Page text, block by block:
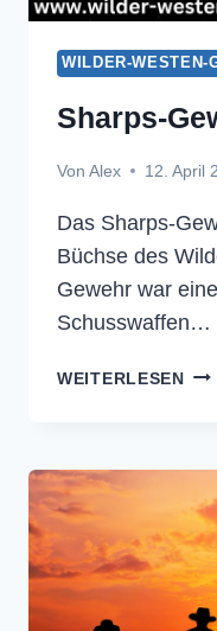
WILDER-WESTEN-
Sharps-
Von Alex 12. April
Das Sharps-
Büchse des
Gewehr war
Schusswaffen…
WEITERLESEN